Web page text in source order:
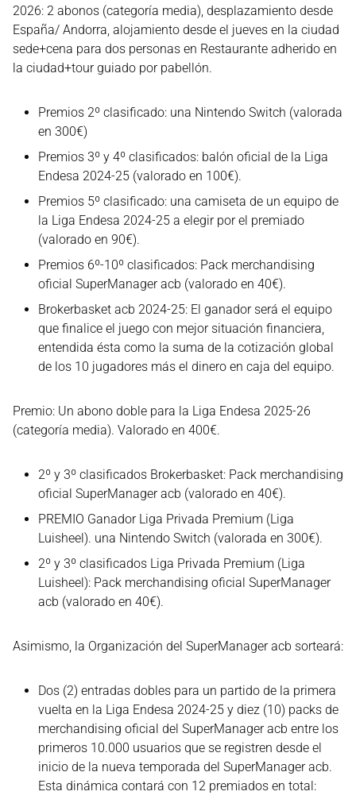
2026: 2 abonos (categoría media), desplazamiento desde
España/ Andorra, alojamiento desde el jueves en la ciudad
sede+cena para dos personas en Restaurante adherido en
la ciudad+tour guiado por pabellón.
Premios 2º clasificado: una Nintendo Switch (valorada
en 300€)
Premios 3º y 4º clasificados: balón oficial de la Liga
Endesa 2024-25 (valorado en 100€).
Premios 5º clasificado: una camiseta de un equipo de
la Liga Endesa 2024-25 a elegir por el premiado
(valorado en 90€).
Premios 6º-10º clasificados: Pack merchandising
oficial SuperManager acb (valorado en 40€).
Brokerbasket acb 2024-25: El ganador será el equipo
que finalice el juego con mejor situación financiera,
entendida ésta como la suma de la cotización global
de los 10 jugadores más el dinero en caja del equipo.
Premio: Un abono doble para la Liga Endesa 2025-26
(categoría media). Valorado en 400€.
2º y 3º clasificados Brokerbasket: Pack merchandising
oficial SuperManager acb (valorado en 40€).
PREMIO Ganador Liga Privada Premium (Liga
Luisheel). una Nintendo Switch (valorada en 300€).
2º y 3º clasificados Liga Privada Premium (Liga
Luisheel): Pack merchandising oficial SuperManager
acb (valorado en 40€).
Asimismo, la Organización del SuperManager acb sorteará:
Dos (2) entradas dobles para un partido de la primera
vuelta en la Liga Endesa 2024-25 y diez (10) packs de
merchandising oficial del SuperManager acb entre los
primeros 10.000 usuarios que se registren desde el
inicio de la nueva temporada del SuperManager acb.
Esta dinámica contará con 12 premiados en total: